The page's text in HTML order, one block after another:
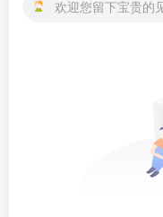
欢迎您留下宝贵的